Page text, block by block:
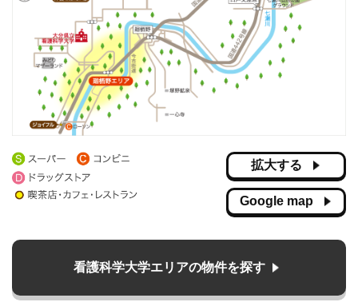
拡大する
Google map
看護科学大学エリアの物件を探す